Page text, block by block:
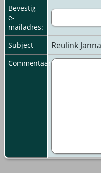
Bevestig
e-
mailadres:
Subject:
Reulink Janna
Commentaar: